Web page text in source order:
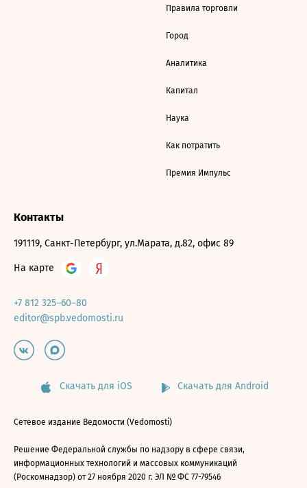
Правила торговли
Город
Аналитика
Капитал
Наука
Как потратить
Премия Импульс
Контакты
191119, Санкт-Петербург, ул.Марата, д.82, офис 89
На карте
+7 812 325–60–80
editor@spb.vedomosti.ru
Скачать для iOS Скачать для Android
Сетевое издание Ведомости (Vedomosti)
Решение Федеральной службы по надзору в сфере связи,
информационных технологий и массовых коммуникаций
(Роскомнадзор) от 27 ноября 2020 г. ЭЛ № ФС 77-79546